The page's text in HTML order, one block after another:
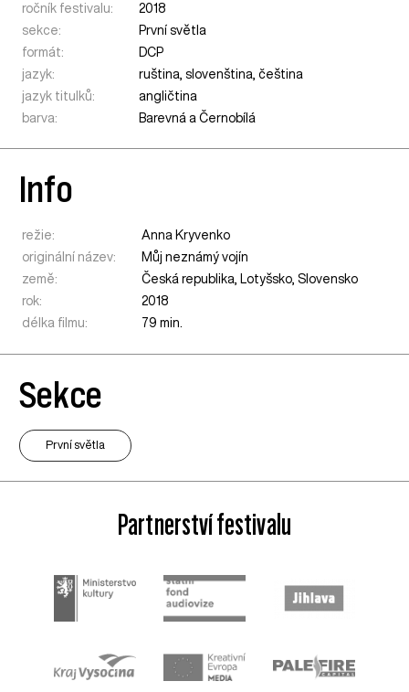
ročník festivalu:
2018
sekce:
První světla
formát:
DCP
jazyk:
ruština, slovenština, čeština
jazyk titulků:
angličtina
barva:
Barevná a Černobílá
Info
režie:
Anna Kryvenko
originální název:
Můj neznámý vojín
země:
Česká republika, Lotyšsko,Slovensko
rok:
2018
délka filmu:
79 min.
Sekce
První světla
Partnerství festivalu